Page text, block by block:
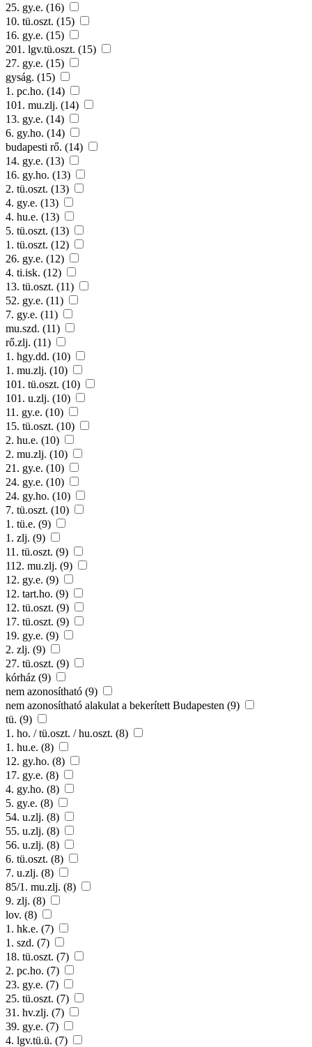
25. gy.e. (16)
10. tü.oszt. (15)
16. gy.e. (15)
201. lgv.tü.oszt. (15)
27. gy.e. (15)
gyság. (15)
1. pc.ho. (14)
101. mu.zlj. (14)
13. gy.e. (14)
6. gy.ho. (14)
budapesti rő. (14)
14. gy.e. (13)
16. gy.ho. (13)
2. tü.oszt. (13)
4. gy.e. (13)
4. hu.e. (13)
5. tü.oszt. (13)
1. tü.oszt. (12)
26. gy.e. (12)
4. ti.isk. (12)
13. tü.oszt. (11)
52. gy.e. (11)
7. gy.e. (11)
mu.szd. (11)
rő.zlj. (11)
1. hgy.dd. (10)
1. mu.zlj. (10)
101. tü.oszt. (10)
101. u.zlj. (10)
11. gy.e. (10)
15. tü.oszt. (10)
2. hu.e. (10)
2. mu.zlj. (10)
21. gy.e. (10)
24. gy.e. (10)
24. gy.ho. (10)
7. tü.oszt. (10)
1. tü.e. (9)
1. zlj. (9)
11. tü.oszt. (9)
112. mu.zlj. (9)
12. gy.e. (9)
12. tart.ho. (9)
12. tü.oszt. (9)
17. tü.oszt. (9)
19. gy.e. (9)
2. zlj. (9)
27. tü.oszt. (9)
kórház (9)
nem azonosítható (9)
nem azonosítható alakulat a bekerített Budapesten (9)
tü. (9)
1. ho. / tü.oszt. / hu.oszt. (8)
1. hu.e. (8)
12. gy.ho. (8)
17. gy.e. (8)
4. gy.ho. (8)
5. gy.e. (8)
54. u.zlj. (8)
55. u.zlj. (8)
56. u.zlj. (8)
6. tü.oszt. (8)
7. u.zlj. (8)
85/1. mu.zlj. (8)
9. zlj. (8)
lov. (8)
1. hk.e. (7)
1. szd. (7)
18. tü.oszt. (7)
2. pc.ho. (7)
23. gy.e. (7)
25. tü.oszt. (7)
31. hv.zlj. (7)
39. gy.e. (7)
4. lgv.tü.ü. (7)